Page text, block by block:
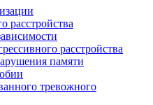
расстройства
расстройства
памяти
тревожного